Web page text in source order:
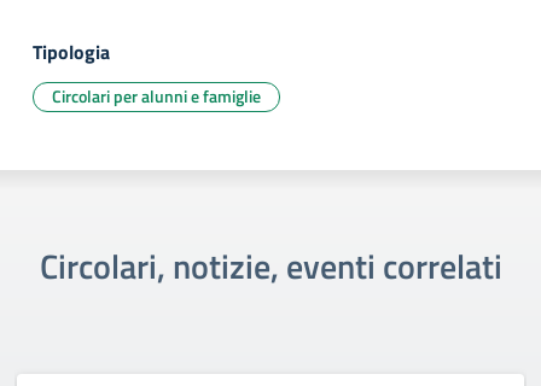
Tipologia
Circolari per alunni e famiglie
Circolari, notizie, eventi correlati